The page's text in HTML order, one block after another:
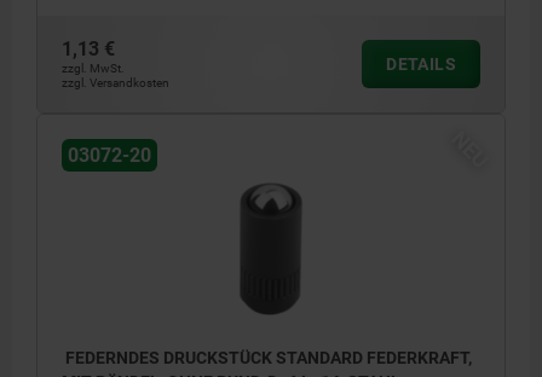
1,13 €
zzgl. MwSt.
zzgl. Versandkosten
DETAILS
03072-20
FEDERNDES DRUCKSTÜCK STANDARD FEDERKRAFT,